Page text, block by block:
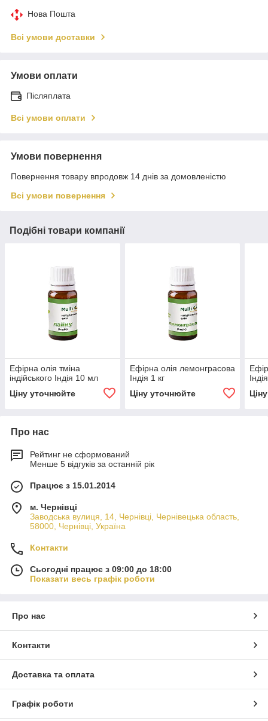
Нова Пошта
Всі умови доставки
Умови оплати
Післяплата
Всі умови оплати
Умови повернення
Повернення товару впродовж 14 днів за домовленістю
Всі умови повернення
Подібні товари компанії
Ефірна олія тміна
індійського Індія 10 мл
Ціну уточнюйте
Ефірна олія лемонграсова
Індія 1 кг
Ціну уточнюйте
Про нас
Рейтинг не сформований
Менше 5 відгуків за останній рік
Працює з 15.01.2014
м. Чернівці
Заводська вулиця, 14, Чернівці, Чернівецька область,
58000, Чернівці, Україна
Контакти
Сьогодні працює з 09:00 до 18:00
Показати весь графік роботи
Про нас
Контакти
Доставка та оплата
Графік роботи